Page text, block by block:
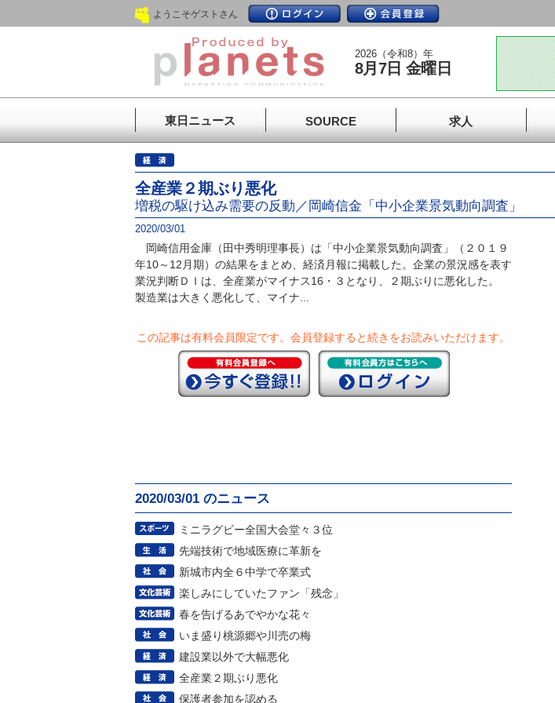
ようこそゲストさん
2026（令和8）年
8月7日 金曜日
東日ニュース SOURCE 求人
全産業２期ぶり悪化
増税の駆け込み需要の反動／岡崎信金「中小企業景気動向調査」
2020/03/01
岡崎信用金庫（田中秀明理事長）は「中小企業景気動向調査」（２０１９
年10～12月期）の結果をまとめ、経済月報に掲載した。企業の景況感を表す
業況判断ＤＩは、全産業がマイナス16・３となり、２期ぶりに悪化した。
製造業は大きく悪化して、マイナ...
この記事は有料会員限定です。 会員登録すると続きをお読みいただけます。
2020/03/01 のニュース
ミニラグビー全国大会堂々３位
先端技術で地域医療に革新を
新城市内全６中学で卒業式
楽しみにしていたファン「残念」
春を告げるあでやかな花々
いま盛り桃源郷や川売の梅
建設業以外で大幅悪化
全産業２期ぶり悪化
保護者参加を認める